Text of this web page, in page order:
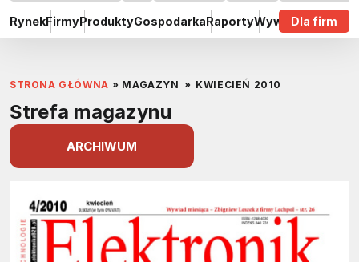
RynekFirmyProduktyGospodarkaRaportyWywiadyDla firm
STRONA GŁÓWNA » MAGAZYN » KWIECIEŃ 2010
Strefa magazynu
ARCHIWUM